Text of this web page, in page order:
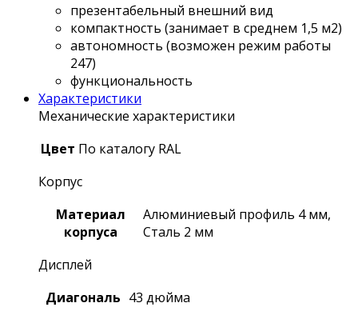
презентабельный внешний вид
компактность (занимает в среднем 1,5 м2)
автономность (возможен режим работы
247)
функциональность
Характеристики
Механические характеристики
Цвет По каталогу RAL
Корпус
Материал
корпуса
Алюминиевый профиль 4 мм,
Сталь 2 мм
Дисплей
Диагональ 43 дюйма